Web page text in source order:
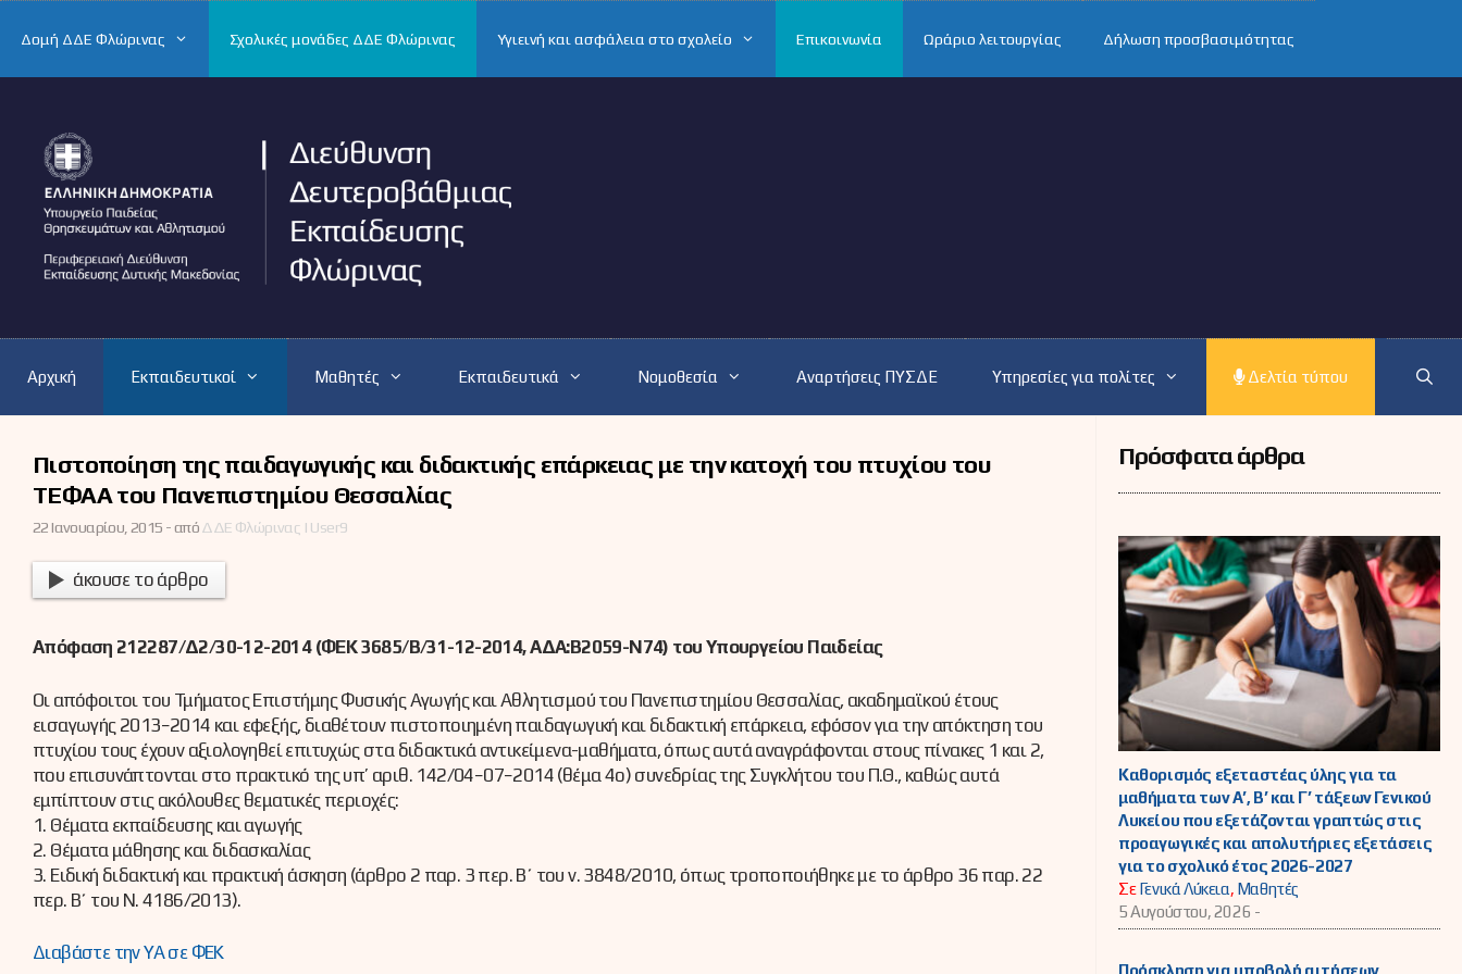
Δομή ΔΔΕ Φλώρινας Σχολικές μονάδες ΔΔΕ Φλώρινας Υγιεινή και ασφάλεια στο σχολείο Επικοινωνία Ωράριο λειτουργίας Δήλωση προσβασιμότητας
Αρχική Εκπαιδευτικοί Μαθητές Εκπαιδευτικά Νομοθεσία Αναρτήσεις ΠΥΣΔΕ Υπηρεσίες για πολίτες Δελτία τύπου
Πιστοποίηση της παιδαγωγικής και διδακτικής επάρκειας με την κατοχή του πτυχίου του
ΤΕΦΑΑ του Πανεπιστημίου Θεσσαλίας
22 Ιανουαρίου, 2015 -απόΔΔΕ Φλώρινας | User9
άκουσε το άρθρο
Απόφαση 212287/Δ2/30-12-2014 (ΦΕΚ 3685/Β/31-12-2014, ΑΔΑ:Β2059-Ν74) του Υπουργείου Παιδείας
Οι απόφοιτοι του Τμήματος Επιστήμης Φυσικής Αγωγής και Αθλητισμού του Πανεπιστημίου Θεσσαλίας, ακαδημαϊκού έτους
εισαγωγής 2013−2014 και εφεξής, διαθέτουν πιστοποιημένη παιδαγωγική και διδακτική επάρκεια, εφόσον για την απόκτηση του
πτυχίου τους έχουν αξιολογηθεί επιτυχώς στα διδακτικά αντικείμενα-μαθήματα, όπως αυτά αναγράφονται στους πίνακες 1 και 2,
που επισυνάπτονται στο πρακτικό της υπ’ αριθ. 142/04−07−2014 (θέμα 4o) συνεδρίας της Συγκλήτου του Π.Θ., καθώς αυτά
εμπίπτουν στις ακόλουθες θεματικές περιοχές:
1. Θέματα εκπαίδευσης και αγωγής
2. Θέματα μάθησης και διδασκαλίας
3. Ειδική διδακτική και πρακτική άσκηση (άρθρο 2 παρ. 3 περ. Β΄ του ν. 3848/2010, όπως τροποποιήθηκε με το άρθρο 36 παρ. 22
περ. Β΄ του N. 4186/2013).
Διαβάστε την ΥΑ σε ΦΕΚ
Πρόσφατα άρθρα
Καθορισμός εξεταστέας ύλης για τα
μαθήματα των Α’, Β’ και Γ’ τάξεων Γενικού
Λυκείου που εξετάζονται γραπτώς στις
προαγωγικές και απολυτήριες εξετάσεις
για το σχολικό έτος 2026-2027
ΣεΓενικά Λύκεια, Μαθητές
5 Αυγούστου, 2026 -